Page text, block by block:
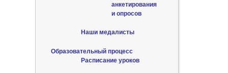
анкетирования
и опросов
Наши медалисты
Образовательный процесс
Расписание уроков